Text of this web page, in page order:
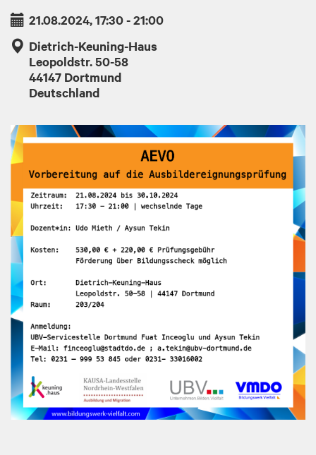
21.08.2024, 17:30-21:00
Dietrich-Keuning-Haus
Leopoldstr. 50-58
44147 Dortmund
Deutschland